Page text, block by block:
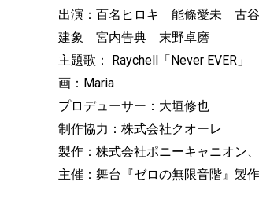
出演：百名ヒロキ 能條愛未
建象 宮内告典 末野卓磨
主題歌： Raychell「Never EVER」
画：Maria
プロデューサー：大垣修也
制作協力：株式会社クオーレ
製作：株式会社ポニーキャニオン
主催：舞台『ゼロの無限音階』製